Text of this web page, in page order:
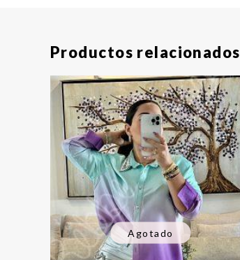
Productos relacionados
Agotado